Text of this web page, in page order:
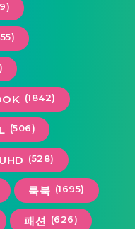
(1842)
(506)
UHD (528)
룩북 (1695)
패션 (626)